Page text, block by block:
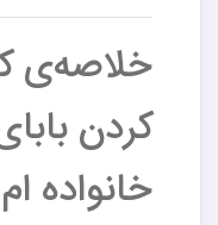
خلاصه‌ی
کردن
خانواده ام